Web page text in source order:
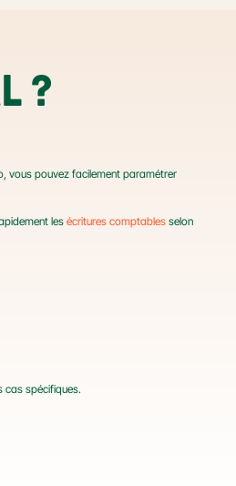
?
vous pouvez facilement paramétrer
les écritures comptables selon
cas spécifiques.